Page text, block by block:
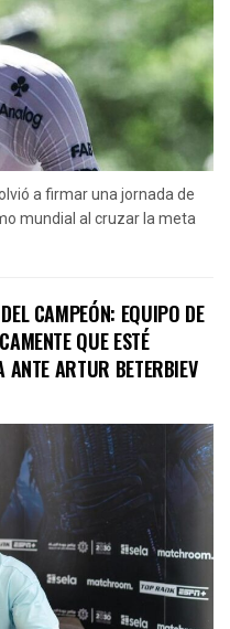
a firmar una jornada de
mundial al cruzar la meta
CAMPEÓN: EQUIPO DE
QUE ESTÉ
ANTE ARTUR BETERBIEV